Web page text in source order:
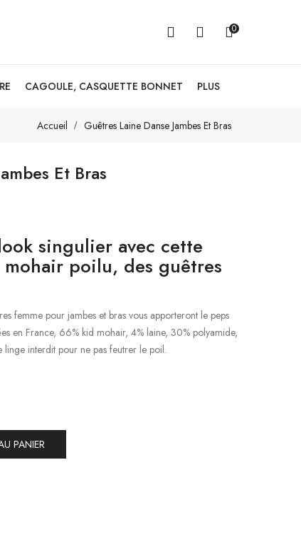
0
CAGOULE, CASQUETTE BONNET PLUS
Accueil Guêtres Laine Danse Jambes Et Bras
Et Bras
singulier avec cette
poilu, des guêtres
femme pour jambes et bras vous apporteront le peps
en France, 66% kid mohair, 4% laine, 30% polyamide,
interdit pour ne pas feutrer le poil.
PANIER